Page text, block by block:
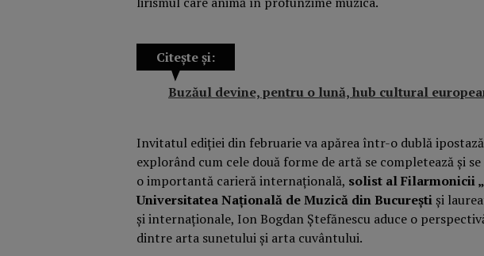
Citește și:
Buzăul devine, pentru o lună, hub cultural
Invitatul ediției din februarie va apărea într-o dublă
explorând cum cele două forme de artă se completează și
o importantă carieră internațională, solist al Filarmonicii
Universitatea Națională de Muzică din București și
și internaționale, Ion Bogdan Ștefănescu aduce o
dintre arta sunetului și arta cuvântului.